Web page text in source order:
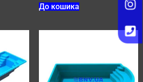
До кошика